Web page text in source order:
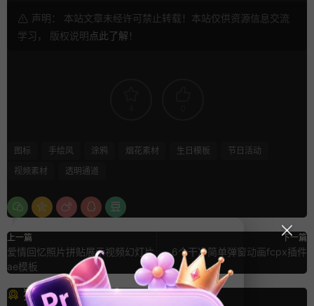
声明： 本站文章未经许可禁止转载！本站仅供资源信息交流
学习， 版权说明点此了解 ！
图标 手绘风 涂鸦 烟花素材 生日模板
节日活动
视频素材
透明通道
上一篇
爱情回忆照片拼贴展示视频幻灯片
ae模板
下一篇
6个干净简单弹窗动画fcpx插件
猜你喜欢